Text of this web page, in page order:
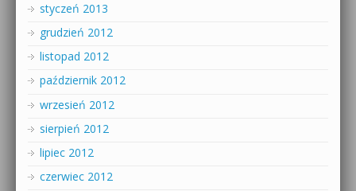
styczeń 2013
grudzień 2012
listopad 2012
październik 2012
wrzesień 2012
sierpień 2012
lipiec 2012
czerwiec 2012